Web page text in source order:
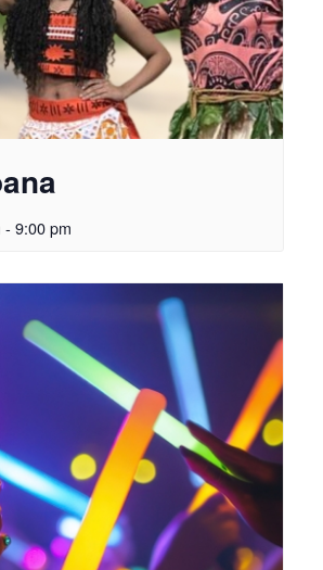
- 9:00 pm